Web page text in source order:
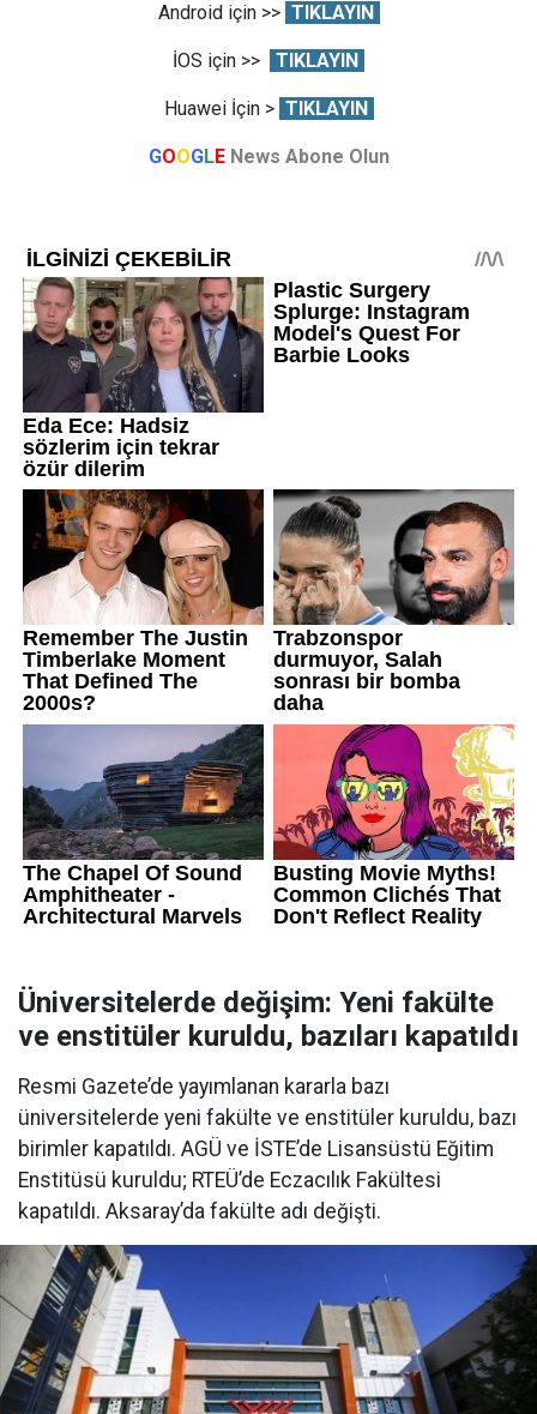
Android için >> TIKLAYIN
İOS için >> TIKLAYIN
Huawei İçin > TIKLAYIN
GOOGLE News Abone Olun
Üniversitelerde değişim: Yeni fakülte
ve enstitüler kuruldu, bazıları kapatıldı
Resmi Gazete’de yayımlanan kararla bazı
üniversitelerde yeni fakülte ve enstitüler kuruldu, bazı
birimler kapatıldı. AGÜ ve İSTE’de Lisansüstü Eğitim
Enstitüsü kuruldu; RTEÜ’de Eczacılık Fakültesi
kapatıldı. Aksaray’da fakülte adı değişti.